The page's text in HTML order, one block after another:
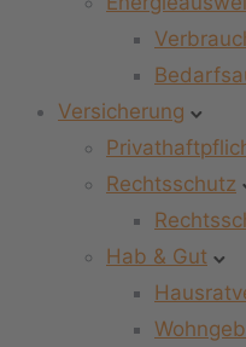
Versicherung
Rechtsschutz
Hab & Gut